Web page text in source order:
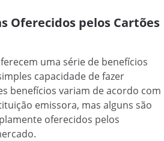
Oferecidos pelos Cartões
uma série de benefícios
capacidade de fazer
benefícios variam de acordo com
emissora, mas alguns são
oferecidos pelos